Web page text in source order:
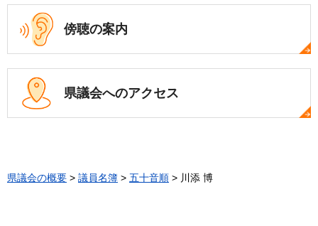
傍聴の案内
県議会へのアクセス
県議会の概要 > 議員名簿 > 五十音順 > 川添 博